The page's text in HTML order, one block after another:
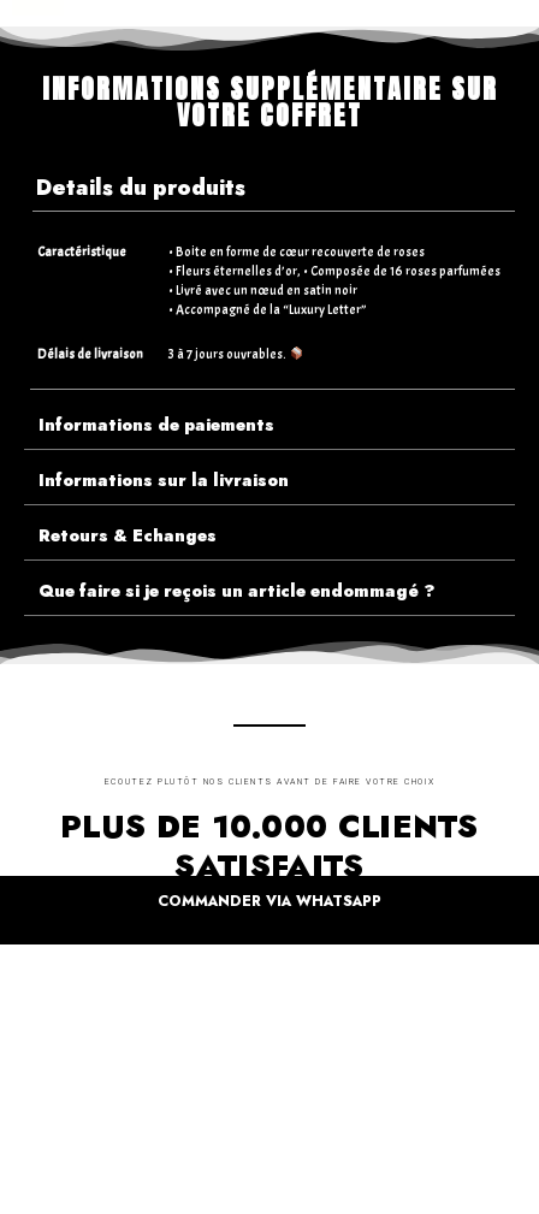
INFORMATIONS SUPPLÉMENTAIRE SUR
VOTRE COFFRET
Details du produits
Caractéristique
• Boite en forme de cœur recouverte de roses
• Fleurs éternelles d’or, • Composée de 16 roses parfumées
• Livré avec un nœud en satin noir
• Accompagné de la “Luxury Letter”
Délais de livraison 3 à 7 jours ouvrables.
Informations de paiements
Informations sur la livraison
Retours & Echanges
Que faire si je reçois un article endommagé ?
ECOUTEZ PLUTÔT NOS CLIENTS AVANT DE FAIRE VOTRE CHOIX
PLUS DE 10.000 CLIENTS
SATISFAITS
vous et à nos artistes pour un monde moins industrielle
COMMANDER VIA WHATSAPP